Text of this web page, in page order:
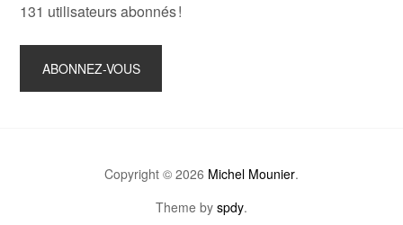
131 utilisateurs abonnés !
Copyright © 2026 Michel Mounier.
Theme by spdy.